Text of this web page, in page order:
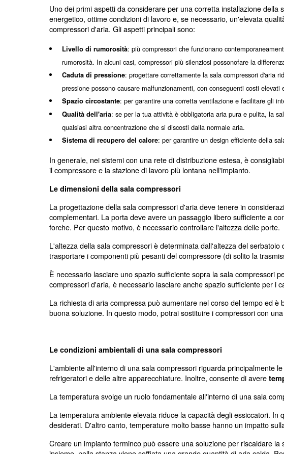
Cosa considerare
aspetti, quali:
Dove collocare la sala compressori
La base della sala compressori
Le dimensioni della sala compressori
Le condizioni ambientali all'interno della sala compressori
Uno dei primi aspetti da considerare per una corretta
energetico, ottime condizioni di lavoro e, se
Livello di rumorosità: più compressori che funzionano
rumorosità. In alcuni casi, compressori più silenziosi
Caduta di pressione: progettare correttamente la sala
pressione possono causare malfunzionamenti, con
Spazio circostante: per garantire una corretta
Qualità dell'aria: se per la tua attività è obbligatoria
qualsiasi altra concentrazione che si discosti dalla
In generale, nei sistemi con una rete di distribuzione
il compressore e la stazione di lavoro più lontana
Le dimensioni della sala compressori
La progettazione della sala compressori d'aria deve
complementari. La porta deve avere un passaggio
forche. Per questo motivo, è necessario controllare